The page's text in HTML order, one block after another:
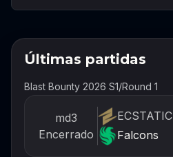
Últimas partidas
Blast Bounty 2026 S1/Round 1
md3
Encerrado
ECSTATIC
Falcons